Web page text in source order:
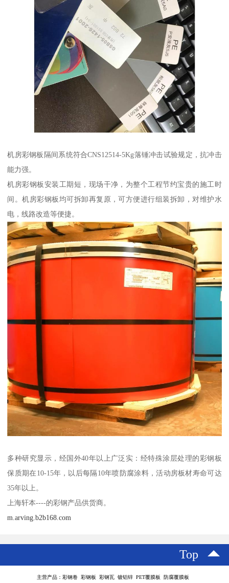
机房彩钢板隔间系统符合CNS12514-5Kg落锤冲击试验规定，抗冲击
能力强。
机房彩钢板安装工期短，现场干净，为整个工程节约宝贵的施工时
间。机房彩钢板均可拆卸再复原，可方便进行组装拆卸，对维护水
电，线路改造等便捷。
多种研究显示，经国外40年以上广泛实：经特殊涂层处理的彩钢板
保质期在10-15年，以后每隔10年喷防腐涂料，活动房板材寿命可达
35年以上。
上海轩本----的彩钢产品供货商。
m.arving.b2b168.com
Top
主营产品：彩钢卷 彩钢板 彩钢瓦 镀铝锌 PET覆膜板 防腐覆膜板